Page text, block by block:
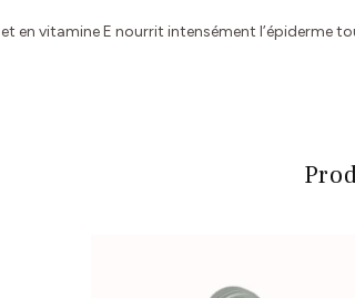
en vitamine E nourrit intensément